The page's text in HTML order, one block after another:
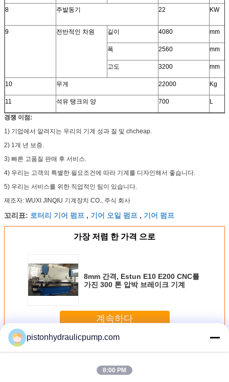
8 주발동기 22 KW
9 전반적인 차원 길이 4080 mm
폭 2560 mm
고도 3200 mm
10 무게 22000 Kg
11 석유 탱크의 양 700 L
경쟁 이점:
1) 기업에서 알려지는 우리의 기계 성과 질 및 chcheap.
2) 1개 년 보증.
3) 빠른 고품질 판매 후 서비스.
4) 우리는 고객의 특별한 필요조건에 따라 기계를 디자인해서 좋습니다.
5) 우리는 서비스를 위한 직업적인 팀이 있습니다.
제조자: WUXI JINQIU 기계장치 CO., 주식 회사
꼬리표: 로터리 기어 펌프 , 기어 오일 펌프 , 기어 펌프
가장 저렴 한 가격 으로
8mm 간격, Estun E10 E200 CNC를
가진 300 톤 압박 브레이크 기계
계속하다
더 많은 것
pistonhydraulicpump.com
8:00 PM